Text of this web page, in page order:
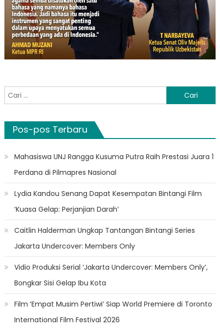
Cari
untuk:
Pos-pos Terbaru
Mahasiswa UNJ Rangga Kusuma Putra Raih Prestasi Juara 1
Perdana di Pilmapres Nasional
Lydia Kandou Senang Dapat Kesempatan Bintangi Film
‘Kuasa Gelap: Perjanjian Darah’
Caitlin Halderman Ungkap Tantangan Bintangi Series
Jakarta Undercover: Members Only
Vidio Produksi Serial ‘Jakarta Undercover: Members Only’,
Bongkar Sisi Gelap Ibu Kota
Film ‘Empat Musim Pertiwi’ Siap World Premiere di Toronto
International Film Festival 2026